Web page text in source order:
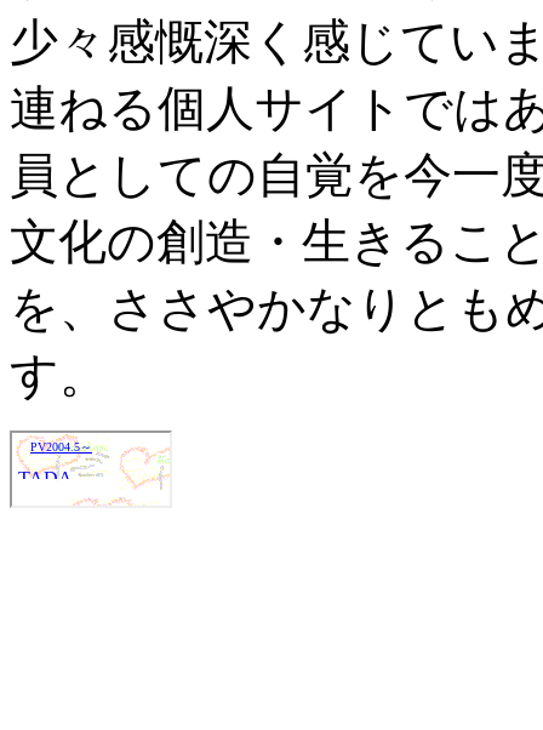
少々感慨深く感じてい
連ねる個人サイトでは
員としての自覚を今一
文化の創造・生きるこ
を、ささやかなりとも
す。